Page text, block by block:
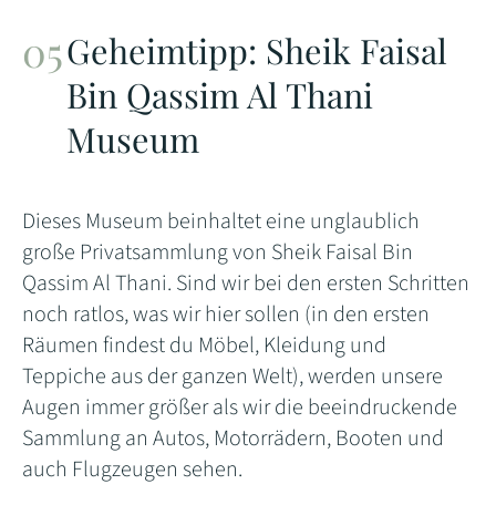
Geheimtipp: Sheik Faisal
Bin Qassim Al Thani
Museum
Dieses Museum beinhaltet eine unglaublich
große Privatsammlung von Sheik Faisal Bin
Qassim Al Thani. Sind wir bei den ersten Schritten
noch ratlos, was wir hier sollen (in den ersten
Räumen findest du Möbel, Kleidung und
Teppiche aus der ganzen Welt), werden unsere
Augen immer größer als wir die beeindruckende
Sammlung an Autos, Motorrädern, Booten und
auch Flugzeugen sehen.